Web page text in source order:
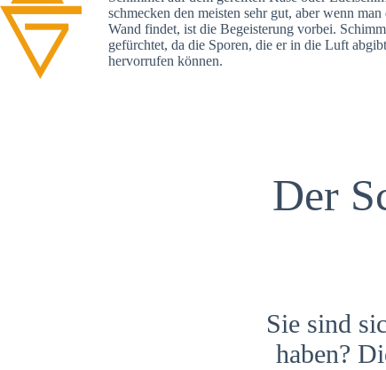
schmecken den meisten sehr gut, aber wenn
Wand findet, ist die Begeisterung vorbei.
gefürchtet, da die Sporen, die er in die Luft
hervorrufen können.
Der
Sie sind
haben?